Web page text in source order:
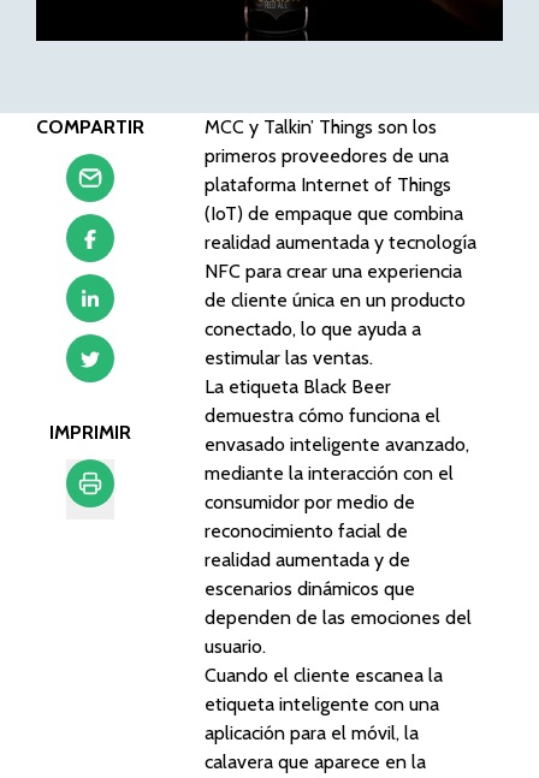
COMPARTIR
IMPRIMIR
MCC y Talkin’ Things son los
primeros proveedores de una
plataforma Internet of Things
(IoT) de empaque que combina
realidad aumentada y tecnología
NFC para crear una experiencia
de cliente única en un producto
conectado, lo que ayuda a
estimular las ventas.
La etiqueta Black Beer
demuestra cómo funciona el
envasado inteligente avanzado,
mediante la interacción con el
consumidor por medio de
reconocimiento facial de
realidad aumentada y de
escenarios dinámicos que
dependen de las emociones del
usuario.
Cuando el cliente escanea la
etiqueta inteligente con una
aplicación para el móvil, la
calavera que aparece en la